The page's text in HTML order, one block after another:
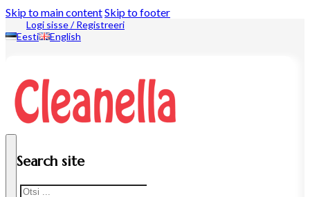
Skip to main contentSkip to footer
Logi sisse / Registreeri
Eesti
English
Search site
Search